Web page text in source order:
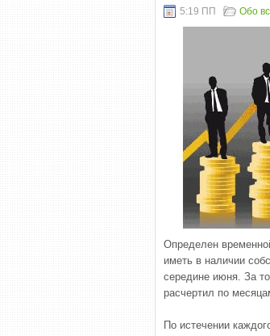
5:19 ПП Обо
Определен
иметь в наличии
середине июня. За
расчертил по
По истечении